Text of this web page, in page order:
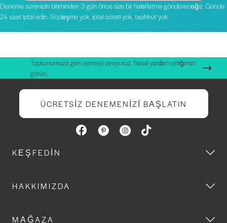
Deneme sürenizin bitiminden 3 gün önce size bir hatırlatma göndereceğiz. Günde
24 saat iptal edin. Sözleşme yok, iptal ücreti yok, taahhüt yok.
Toplumumuza geri vermeyi seviyoruz. Nasıl yardım ettiğimizi
görün.
ÜCRETSIZ DENEMENIZI BAŞLATIN
KEŞFEDIN
HAKKIMIZDA
MAĞAZA